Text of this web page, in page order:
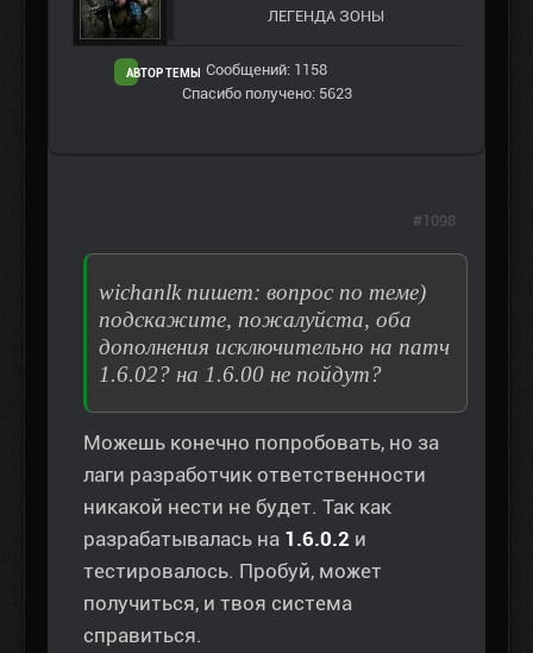
АВТОР ТЕМЫ
ЛЕГЕНДА ЗОНЫ
Сообщений: 1158
Спасибо получено: 5623
wichanlk пишет: вопрос по теме)
подскажите, пожалуйста, оба
дополнения исключительно на патч
1.6.02? на 1.6.00 не пойдут?
Можешь конечно попробовать, но за
лаги разработчик ответственности
никакой нести не будет. Так как
разрабатывалась на 1.6.0.2 и
тестировалось. Пробуй, может
получиться, и твоя система
справиться.
#1098